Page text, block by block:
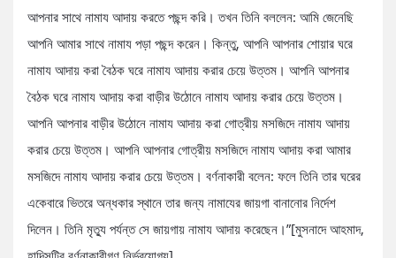
আপনার সাথে নামায আদায় করতে পছন্দ করি। তখন তিনি বললেন: আমি জেনেছি
আপনি আমার সাথে নামায পড়া পছন্দ করেন। কিন্তু, আপনি আপনার শোয়ার ঘরে
নামায আদায় করা বৈঠক ঘরে নামায আদায় করার চেয়ে উত্তম। আপনি আপনার
বৈঠক ঘরে নামায আদায় করা বাড়ীর উঠোনে নামায আদায় করার চেয়ে উত্তম।
আপনি আপনার বাড়ীর উঠোনে নামায আদায় করা গোত্রীয় মসজিদে নামায আদায়
করার চেয়ে উত্তম। আপনি আপনার গোত্রীয় মসজিদে নামায আদায় করা আমার
মসজিদে নামায আদায় করার চেয়ে উত্তম। বর্ণনাকারী বলেন: ফলে তিনি তার ঘরের
একেবারে ভিতরে অন্ধকার স্থানে তার জন্য নামাযের জায়গা বানানোর নির্দেশ
দিলেন। তিনি মৃত্যু পর্যন্ত সে জায়গায় নামায আদায় করেছেন।”[মুসনাদে আহমাদ,